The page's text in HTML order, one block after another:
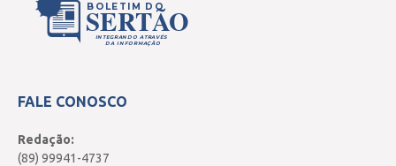
BOLETIM DO
SERTÃO
INTEGRANDO ATRAVÉS
DA INFORMAÇÃO
FALE CONOSCO
Redação:
(89) 99941-4737